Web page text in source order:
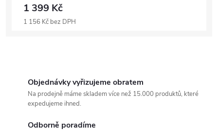
1 399 Kč
1 156 Kč bez DPH
Objednávky vyřizujeme obratem
Na prodejně máme skladem více než 15.000 produktů, které
expedujeme ihned.
Odborně poradíme